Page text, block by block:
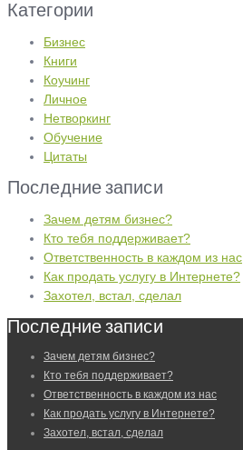
Категории
Бизнес
Книги
Коучинг
Личное
Нетворкинг
Обучение
Цитаты
Последние записи
Зачем детям бизнес?
Кто тебя поддерживает?
Ответственность в каждом из нас
Как продать услугу в Интернете?
Захотел, встал, сделал
Последние записи
Зачем детям бизнес?
Кто тебя поддерживает?
Ответственность в каждом из нас
Как продать услугу в Интернете?
Захотел, встал, сделал